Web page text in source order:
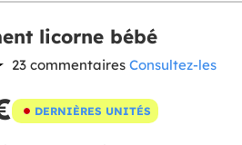
licorne bébé
23 commentaires Consultez-les
DERNIÈRES UNITÉS